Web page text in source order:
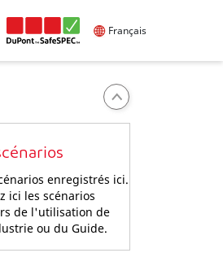
Français
enregistrés ici.
ici les scénarios
de l'utilisation de
ou du Guide.